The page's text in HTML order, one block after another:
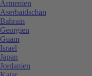
Armenien
Aserbaidschan
Bahrain
Georgien
Guam
Israel
Japan
Jordanien